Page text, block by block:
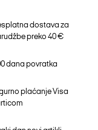
dostava za
preko 40 €
dana povratka
plaćanje Visa